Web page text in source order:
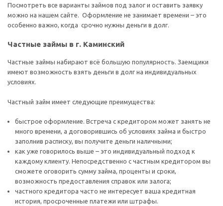
Посмотреть все варианты займов под залог и оставить заявку
можно на нашем сайте. Оформление не занимает времени – это
особенно важно, когда срочно нужны деньги в долг.
Частные займы в г. Каминский
Частные займы набирают всё большую популярность. Заемщики
имеют возможность взять деньги в долг на индивидуальных
условиях.
Частный займ имеет следующие преимущества:
быстрое оформление. Встреча с кредитором может занять не
много времени, а договорившись об условиях займа и быстро
заполнив расписку, вы получите деньги наличными;
как уже говорилось выше – это индивидуальный подход к
каждому клиенту. Непосредственно с частным кредитором вы
сможете оговорить сумму займа, проценты и сроки,
возможность предоставления справок или залога;
частного кредитора часто не интересует ваша кредитная
история, просроченные платежи или штрафы.